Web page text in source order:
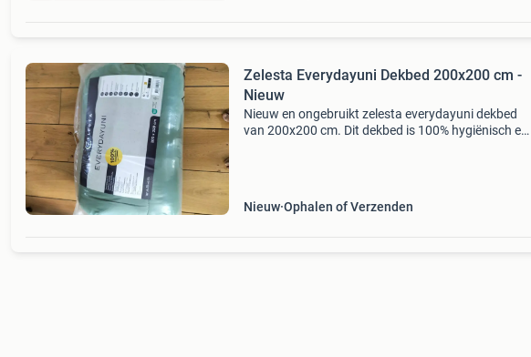
Zelesta Everydayuni Dekbed 200x200 cm -
Nieuw
Nieuw en ongebruikt zelesta everydayuni dekbed
van 200x200 cm. Dit dekbed is 100% hygiënisch en
Nieuw Ophalen of Verzenden